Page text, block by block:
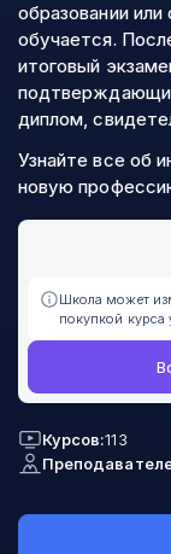
образовании
обучается.
итоговый
диплом,
Узнайте все об
новую
Школа может
покупкой курса
Курсов:113